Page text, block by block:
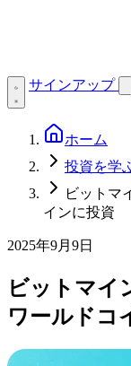
サインアップ
ホーム
投資を学
ビットマ
インに投資
2025年9月9日
ビットマイ
ワールドコ